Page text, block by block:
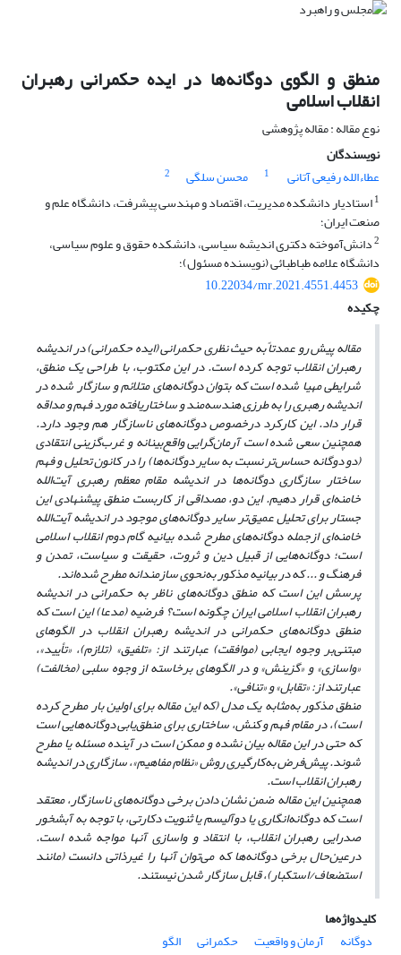
منطق و الگوی دوگانه‌ها در ایده حکمرانی رهبران
انقلاب اسلامی
نوع مقاله : مقاله پژوهشی
نویسندگان
عطاءالله رفیعی آتانی
1 محسن سلگی
2
1استادیار دانشکده مدیریت، اقتصاد و مهندسی پیشرفت، دانشگاه علم و
صنعت ایران؛
2دانش‌آموخته دکتری اندیشه سیاسی، دانشکده حقوق و علوم سیاسی،
دانشگاه علامه طباطبائی (نویسنده مسئول)؛
10.22034/mr.2021.4551.4453
چکیده
مقاله پیش رو عمدتاً به حیث نظری حکمرانی (ایده حکمرانی) در اندیشه
رهبران انقلاب توجه کرده است. در این مکتوب، با طراحی یک منطق،
شرایطی مهیا شده است که بتوان دوگانه‌های متلائم و سازگار شده در
اندیشه رهبری را به طرزی هندسه‌مند و ساختاریافته مورد فهم و مداقه
قرار داد. این کارکرد درخصوص دوگانههای ناسازگار هم وجود دارد.
همچنین سعی شده است آرمان‌گرایی واقع‌بینانه و غرب‌گزینی انتقادی
(دو دوگانه حساستر نسبت به سایر دوگانه‌ها) را در کانون تحلیل و فهم
ساختار سازگاری دوگانه‌ها در اندیشه مقام معظم رهبری آیت‌الله
خامنه‌ای قرار دهیم. این دو، مصداقی از کاربست منطق پیشنهادی این
جستار برای تحلیل عمیق‌تر سایر دوگانه‌های موجود در اندیشه آیت‌الله
خامنه‌ای ازجمله دوگانههای مطرح شده بیانیه گام دوم انقلاب اسلامی
است؛ دوگانه‌هایی از قبیل دین و ثروت، حقیقت و سیاست، تمدن و
فرهنگ و ... که در بیانیه مذکور به‌نحوی سازمندانه مطرح شدهاند.
پرسش این است که منطق دوگانه‌‌های ناظر به حکمرانی در اندیشه
رهبران انقلاب اسلامی ایران چگونه است؟ فرضیه (مدعا) این است که
منطق دوگانه‌های حکمرانی در اندیشه رهبران انقلاب در الگوهای
مبتنیبر وجوه ایجابی (موافقت) عبارتند از: «تلفیق» (تلازم)، «تأیید»،
«واسازی» و «گزینش» و در الگوهای برخاسته از وجوه سلبی (مخالفت)
عبارتند از: «تقابل» و «تنافی».
منطق مذکور بهمثابه یک مدل (که این مقاله برای اولین بار مطرح کرده
است)، در مقام فهم و کنش، ساختاری برای منطقیابی دوگانه‌هایی است
که حتی در این مقاله بیان نشده و ممکن است در آینده مسئله یا مطرح
شوند. پیشفرض بهکارگیری روش «نظام مفاهیم»، سازگاری در اندیشه
رهبران انقلاب است.
همچنین این مقاله ضمن نشان دادن برخی دوگانههای ناسازگار، معتقد
است که دوگانه‌انگاری یا دوآلیسم یا ثنویت دکارتی، با توجه به آبشخور
صدرایی رهبران انقلاب، با انتقاد و واسازی آنها مواجه شده است.
در‌عینحال برخی دوگانه‌ها که می‌توان آنها را غیرذاتی دانست (مانند
استضعاف/استکبار)، قابل سازگار شدن نیستند.
کلیدواژه‌ها
دوگانه
آرمان و واقعیت حکمرانی
الگو